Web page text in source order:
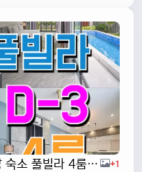
[D-3] 다낭1번가 베트남 다낭 숙소 풀빌라 4룸 (럭셔리하고 깨끗한 곳) +1